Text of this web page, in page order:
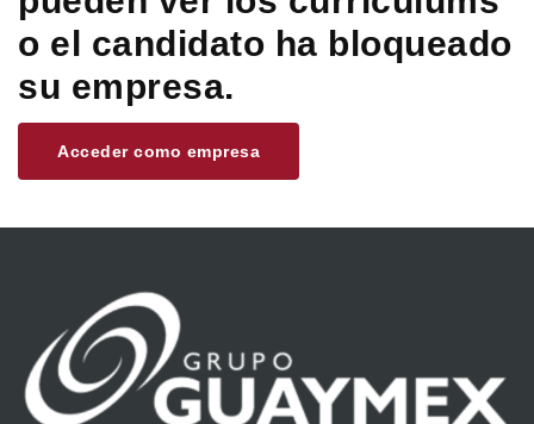
o el candidato ha bloqueado
su empresa.
Acceder como empresa